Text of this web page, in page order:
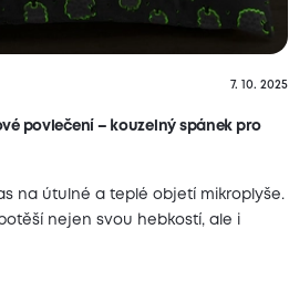
7. 10. 2025
povlečení – kouzelný spánek pro
na útulné a teplé objetí mikroplyše.
nejen svou hebkostí, ale i